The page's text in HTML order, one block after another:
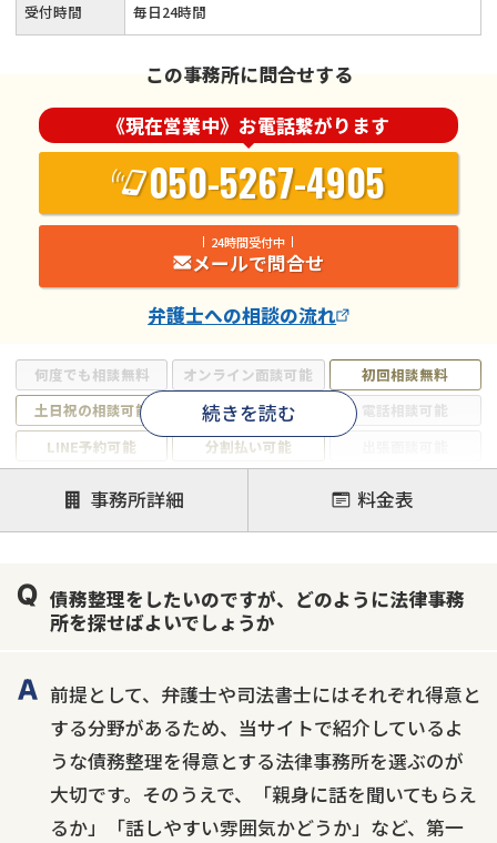
何度でも相談無料 オンライン面談可能
初回相談無料
土日祝の相談可能
19時以降電話可能
電話相談可能
LINE予約可能
分割払い可能
個人再生
時効援用
過払い金返還請求
会社破産・法人破産
住宅ローン
続きを読む
受付時間 毎日24時間
この事務所に問合せする
《現在営業中》お電話繋がります
050-5267-4905
24時間受付中
メールで問合せ
弁護士への相談の流れ
事務所詳細 料金表
債務整理をしたいのですが、どのように法律事務
所を探せばよいでしょうか
前提として、弁護士や司法書士にはそれぞれ得意と
する分野があるため、当サイトで紹介しているよ
うな債務整理を得意とする法律事務所を選ぶのが
大切です。そのうえで、「親身に話を聞いてもらえ
るか」「話しやすい雰囲気かどうか」など、第一